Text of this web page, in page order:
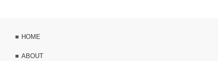
HOME
ABOUT